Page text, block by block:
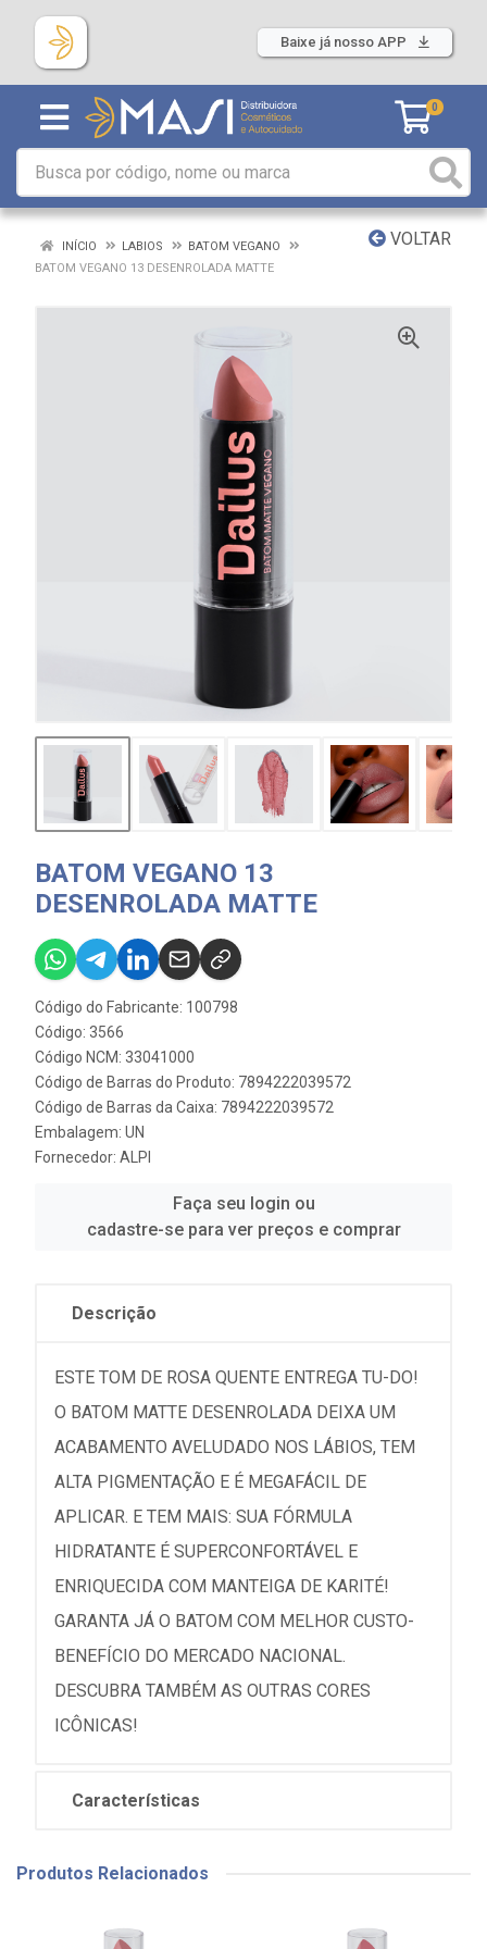
Baixe já nosso APP
0
VOLTAR
INÍCIO LABIOS
BATOM VEGANO
BATOM VEGANO 13 DESENROLADA MATTE
BATOM VEGANO 13
DESENROLADA MATTE
Código do Fabricante: 100798
Código: 3566
Código NCM: 33041000
Código de Barras do Produto: 7894222039572
Código de Barras da Caixa: 7894222039572
Embalagem: UN
Fornecedor: ALPI
Faça seu login ou
cadastre-se para ver preços e comprar
Descrição
ESTE TOM DE ROSA QUENTE ENTREGA TU-DO!
O BATOM MATTE DESENROLADA DEIXA UM
ACABAMENTO AVELUDADO NOS LÁBIOS, TEM
ALTA PIGMENTAÇÃO E É MEGAFÁCIL DE
APLICAR. E TEM MAIS: SUA FÓRMULA
HIDRATANTE É SUPERCONFORTÁVEL E
ENRIQUECIDA COM MANTEIGA DE KARITÉ!
GARANTA JÁ O BATOM COM MELHOR CUSTO-
BENEFÍCIO DO MERCADO NACIONAL.
DESCUBRA TAMBÉM AS OUTRAS CORES
ICÔNICAS!
Características
Produtos Relacionados